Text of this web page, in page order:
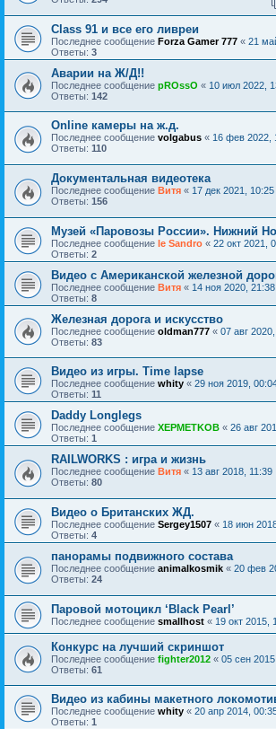
Class 91 и все его ливреи
Последнее сообщение Forza Gamer 777 « 21
Ответы: 3
Аварии на Ж/Д!!
Последнее сообщение pROssO « 10 июл 2022,
Ответы: 142
Online камеры на ж.д.
Последнее сообщение volgabus « 16 фев 2022,
Ответы: 110
Документальная видеотека
Последнее сообщение Витя « 17 дек 2021, 10:25
Ответы: 156
Музей «Паровозы России». Нижний
Последнее сообщение le Sandro « 22 окт 2021,
Ответы: 2
Видео с Американской железной
Последнее сообщение Витя « 14 ноя 2020, 21:38
Ответы: 8
Железная дорога и искусство
Последнее сообщение oldman777 « 07 авг
Ответы: 83
Видео из игры. Time lapse
Последнее сообщение whity « 29 ноя 2019,
Ответы: 11
Daddy Longlegs
Последнее сообщение XEPMETKOB « 26 авг
Ответы: 1
RAILWORKS : игра и жизнь
Последнее сообщение Витя « 13 авг 2018, 11:39
Ответы: 80
Видео о Британских ЖД.
Последнее сообщение Sergey1507 « 18 июн
Ответы: 4
панорамы подвижного состава
Последнее сообщение animalkosmik « 20 фев
Ответы: 24
Паровой мотоцикл ‘Black Pearl’
Последнее сообщение smallhost « 19 окт 2015,
Конкурс на лучший скриншот
Последнее сообщение fighter2012 « 05 сен
Ответы: 61
Видео из кабины макетного
Последнее сообщение whity « 20 апр 2014,
Ответы: 1